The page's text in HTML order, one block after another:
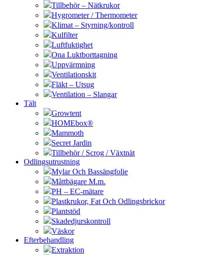
Tillbehör – Nätkrukor
Hygrometer / Thermometer
Klimat – Styrning/kontroll
Kulfilter
Luftfuktighet
Ona Luktborttagning
Uppvärmning
Ventilationskit
Fläkt – Utsug
Ventilation – Slangar
Tält
Growtent
HOMEbox®
Mammoth
Secret Jardin
Tillbehör / Scrog / Växtnät
Odlingsutrustning
Mylar Och Bassängfolie
Måttbägare M.m.
PH – EC-mätare
Plastkrukor, Fat Och Odlingsbrickor
Plantstöd
Skadedjurskontroll
Väskor
Efterbehandling
Extraktion